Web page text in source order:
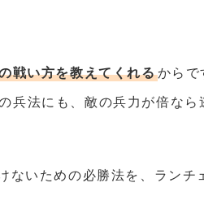
戦い方を教えてくれるからで
兵法にも、敵の兵力が倍な
ないための必勝法を、ランチ